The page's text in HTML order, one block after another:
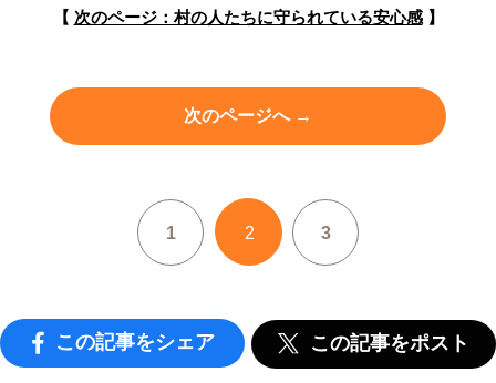
【 次のページ：村の人たちに守られている安心感】
次のページへ →
1 2 3
この記事をシェア この記事をポスト